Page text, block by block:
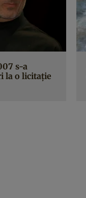
s-a
la o licitație